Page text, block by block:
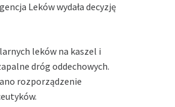
Leków wydała decyzję
leków na kaszel i
dróg oddechowych.
rozporządzenie